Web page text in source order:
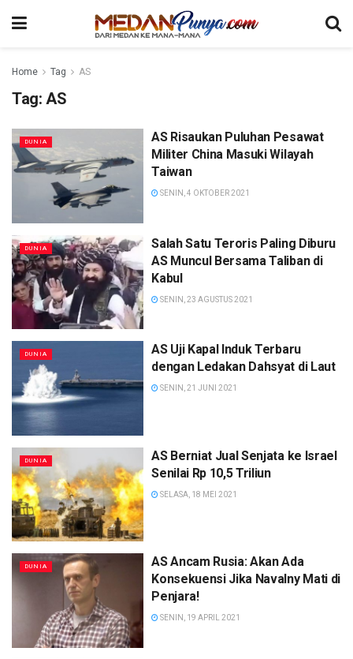
Home Tag AS
Tag: AS
DUNIA
AS Risaukan Puluhan Pesawat
Militer China Masuki Wilayah
Taiwan
SENIN, 4 OKTOBER 2021
DUNIA
Salah Satu Teroris Paling Diburu
AS Muncul Bersama Taliban di
Kabul
SENIN, 23 AGUSTUS 2021
DUNIA
AS Uji Kapal Induk Terbaru
dengan Ledakan Dahsyat di Laut
SENIN, 21 JUNI 2021
DUNIA
AS Berniat Jual Senjata ke Israel
Senilai Rp 10,5 Triliun
SELASA, 18 MEI 2021
DUNIA
AS Ancam Rusia: Akan Ada
Konsekuensi Jika Navalny Mati di
Penjara!
SENIN, 19 APRIL 2021